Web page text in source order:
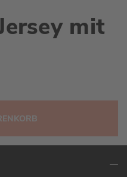
mit